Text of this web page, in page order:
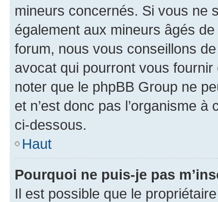
mineurs concernés. Si vous ne
également aux mineurs âgés
forum, nous vous conseillons
avocat qui pourront vous
noter que le phpBB Group ne
et n’est donc pas l’organisme
ci-dessous.
Haut
Pourquoi ne puis-je pas
Il est possible que le